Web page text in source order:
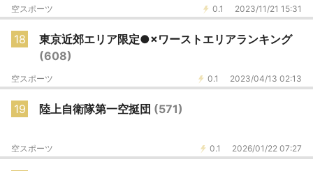
0.1 2023/11/21 15:31
空スポーツ
18
東京近郊エリア限定●×ワーストエリアランキング
(608)
0.1 2023/04/13 02:13
空スポーツ
19 陸上自衛隊第一空挺団 (571)
0.1 2026/01/22 07:27
空スポーツ